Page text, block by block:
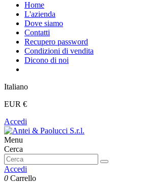
Home
L'azienda
Dove siamo
Contatti
Recupero password
Condizioni di vendita
Dicono di noi
Italiano
EUR €
Accedi
Menu
Cerca
Accedi
0 Carrello